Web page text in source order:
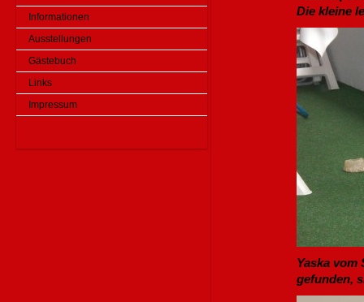
Informationen
Ausstellungen
Gästebuch
Links
Impressum
Die kleine
Yaska vom
gefunden,